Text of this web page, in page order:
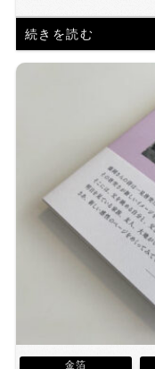
続きを読む
金箔